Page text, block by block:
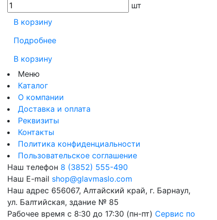
шт
В корзину
Подробнее
В корзину
Меню
Каталог
О компании
Доставка и оплата
Реквизиты
Контакты
Политика конфиденциальности
Пользовательское соглашение
Наш телефон 8 (3852) 555-490
Наш E-mail shop@glavmaslo.com
Наш адрес 656067, Алтайский край, г. Барнаул,
ул. Балтийская, здание № 85
Рабочее время с 8:30 до 17:30 (пн-пт) Сервис по